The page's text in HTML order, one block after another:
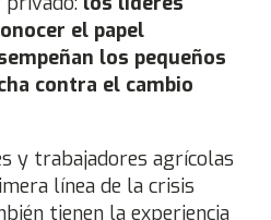
el papel
los pequeños
contra el cambio
y trabajadores agrícolas
línea de la crisis
tienen la experiencia